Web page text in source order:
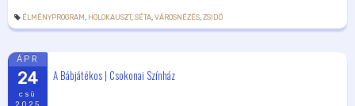
ÉLMÉNYPROGRAM HOLOKAUSZT, SÉTA VÁROSNÉZÉS ZSIDÓ
ÁPR
24
csü
A Bábjátékos | Csokonai Színház